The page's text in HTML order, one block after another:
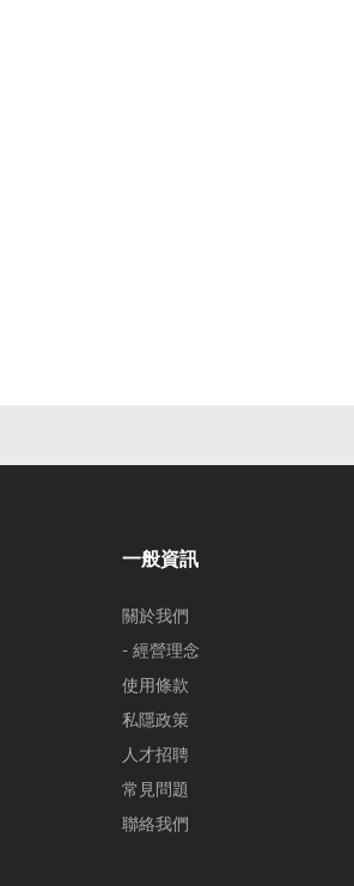
一般資訊
關於我們
- 經營理念
使用條款
私隱政策
人才招聘
常見問題
聯絡我們